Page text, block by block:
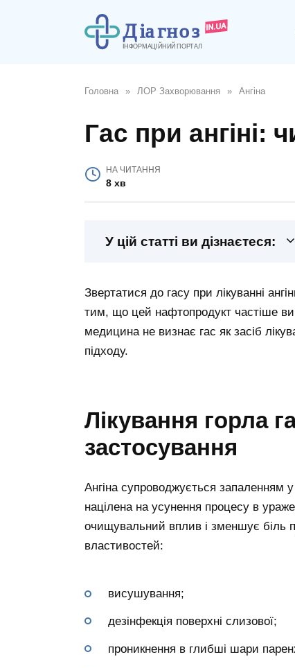
Головна » ЛОР Захворювання » Ангіна
Гас при ангіні:
НА ЧИТАННЯ
8 хв
У цій статті ви дізнаєтеся:
Звертатися до гасу при лікуванні
тим, що цей нафтопродукт частіше
медицина не визнає гас як засіб
підходу.
Лікування горла
застосування
Ангіна супроводжується запаленням
націлена на усунення процесу в
очищувальний вплив і зменшує біль
властивостей:
висушування;
дезінфекція поверхні слизової;
проникнення в глибші шари